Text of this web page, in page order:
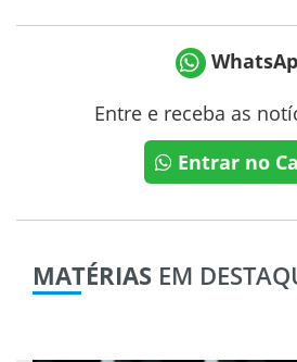
Entre e receba as
Entrar no
MATÉRIAS EM